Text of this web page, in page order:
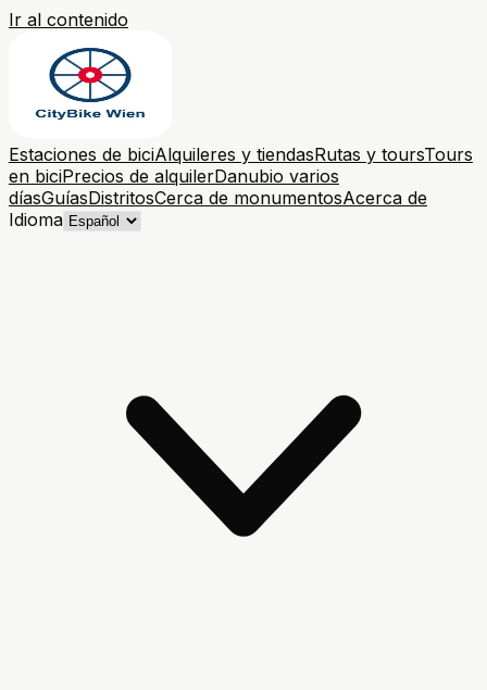
Ir al contenido
Estaciones de biciAlquileres y tiendasRutas y toursTours
en biciPrecios de alquilerDanubio varios
díasGuíasDistritosCerca de monumentosAcerca de
Idioma